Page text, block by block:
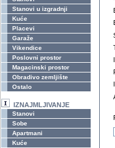
Stanovi u izgradnji
Kuće
Placevi
Garaže
Vikendice
Poslovni prostor
Magacinski prostor
Obradivo zemljište
Ostalo
IZNAJMLJIVANJE
Stanovi
Sobe
Apartmani
Kuće